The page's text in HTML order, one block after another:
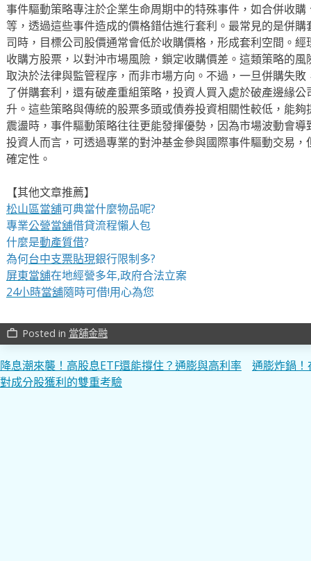
事件驅動策略專注於企業生命周期中的特殊事件，如合併收
等，透過這些事件造成的價格錯估進行套利。最常見的是併
司時，目標公司股價通常會低於收購價格，形成套利空間。
收購方股票，以對沖市場風險，鎖定收購價差。這類策略的
取決於法律與監管程序，而非市場方向。不過，一旦併購失
了併購套利，還有破產重組策略，投資人買入處於破產邊緣
升。這些策略與傳統的股票多頭或債券投資相關性較低，能
震盪時，事件驅動策略往往更能發揮優勢，因為市場波動會
投資人而言，可透過專業的對沖基金參與國際事件驅動交易
確定性。
【其他文章推薦】
松山區當舖可典當什麼物品呢?
專業公營當舖借貸流程懶人包
什麼是動產質借?
為何台中支票貼現銀行限制多?
屏東當舖在地經營多年,政府合法立案
24小時當舖隨時可借!用心為您
work_outline Posted in 當舖金融
文
章
降息潮來襲！高股息ETF還能撐住？通膨與高利率
對成分股獲利的雙重考驗
通膨炸鍋